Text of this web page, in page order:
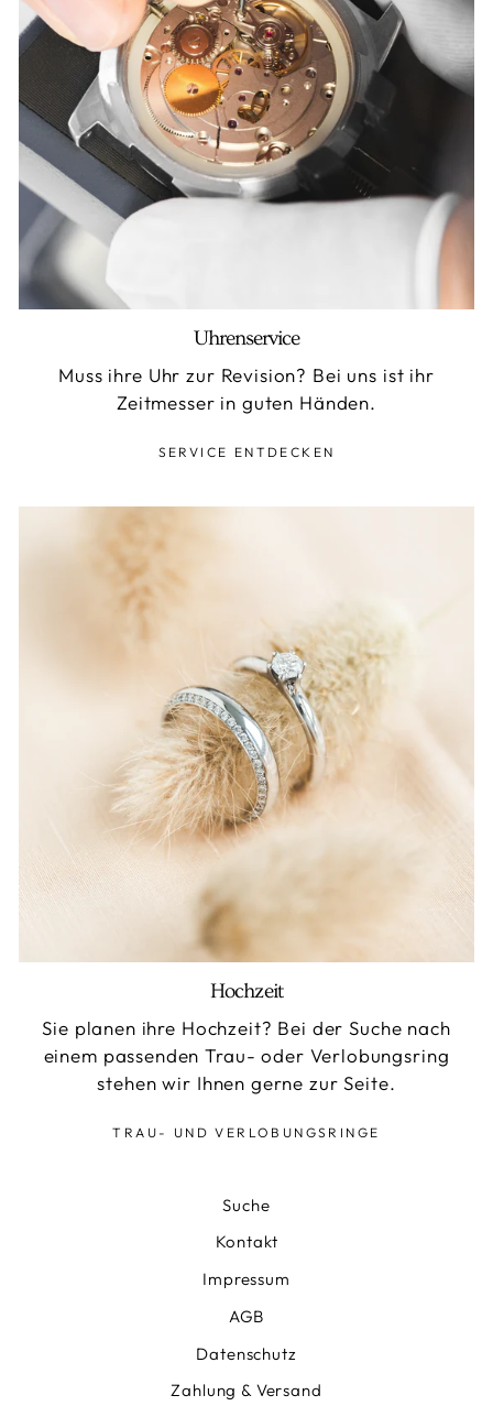
Uhrenservice
Muss ihre Uhr zur Revision? Bei uns ist ihr
Zeitmesser in guten Händen.
SERVICE ENTDECKEN
Hochzeit
Sie planen ihre Hochzeit? Bei der Suche nach
einem passenden Trau- oder Verlobungsring
stehen wir Ihnen gerne zur Seite.
TRAU- UND VERLOBUNGSRINGE
Suche
Kontakt
Impressum
AGB
Datenschutz
Zahlung & Versand